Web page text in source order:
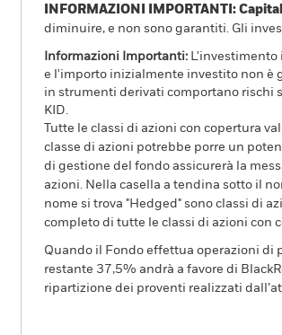
INFORMAZIONI IMPORTANTI:
diminuire, e non sono garantiti. Gli
Informazioni Importanti: L'investimento
e l'importo inizialmente investito non è
in strumenti derivati comportano rischi
KID.
Tutte le classi di azioni con copertura
classe di azioni potrebbe porre un
di gestione del fondo assicurerà la
azioni. Nella casella a tendina sotto il
nome si trova "Hedged" sono classi di
completo di tutte le classi di azioni con
Quando il Fondo effettua operazioni di
restante 37,5% andrà a favore di
ripartizione dei proventi realizzati